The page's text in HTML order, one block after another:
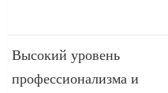
Высокий уровень
профессионализма и